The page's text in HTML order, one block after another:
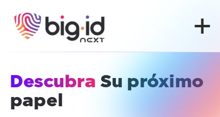
Descubra Su próximo
papel